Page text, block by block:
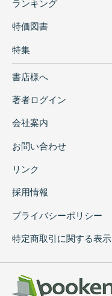
ランキング
特価図書
特集
書店様へ
著者ログイン
会社案内
お問い合わせ
リンク
採用情報
プライバシーポリシー
特定商取引に関する表示